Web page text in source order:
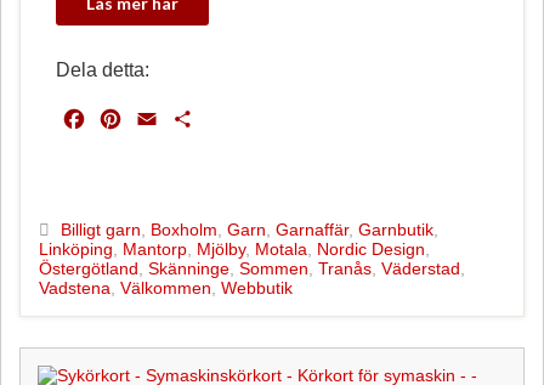
Dela detta:
b
o
o
e
r
e
l
Billigt garn Boxholm Garn Garnaffär, Garnbutik
Linköping
Mantorp Mjölby, Motala Nordic Design
Östergötland Skänninge Sommen Tranås Väderstad
Vadstena Välkommen Webbutik